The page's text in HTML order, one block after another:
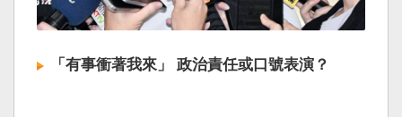
「有事衝著我來」 政治責任或口號表演？